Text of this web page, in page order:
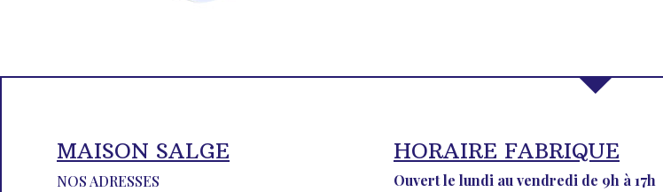
MAISON SALGE
NOS ADRESSES
HORAIRE FABRIQUE
Ouvert le lundi au vendredi de 9h à 17h